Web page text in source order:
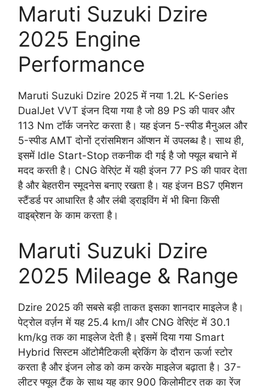
Maruti Suzuki Dzire
2025 Engine
Performance
Maruti Suzuki Dzire 2025 में नया 1.2L K-Series
DualJet VVT इंजन दिया गया है जो 89 PS की पावर और
113 Nm टॉर्क जनरेट करता है। यह इंजन 5-स्पीड मैनुअल और
5-स्पीड AMT दोनों ट्रांसमिशन ऑप्शन में उपलब्ध है। साथ ही,
इसमें Idle Start-Stop तकनीक दी गई है जो फ्यूल बचाने में
मदद करती है। CNG वेरिएंट में यही इंजन 77 PS की पावर देता
है और बेहतरीन स्मूदनेस बनाए रखता है। यह इंजन BS7 एमिशन
स्टैंडर्ड पर आधारित है और लंबी ड्राइविंग में भी बिना किसी
वाइब्रेशन के काम करता है।
Maruti Suzuki Dzire
2025 Mileage & Range
Dzire 2025 की सबसे बड़ी ताकत इसका शानदार माइलेज है।
पेट्रोल वर्ज़न में यह 25.4 km/l और CNG वेरिएंट में 30.1
km/kg तक का माइलेज देती है। इसमें दिया गया Smart
Hybrid सिस्टम ऑटोमैटिकली ब्रेकिंग के दौरान ऊर्जा स्टोर
करता है और इंजन लोड को कम करके माइलेज बढ़ाता है। 37-
लीटर फ्यूल टैंक के साथ यह कार 900 किलोमीटर तक का रेंज